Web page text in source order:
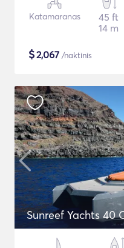
Katamaranas
45 ft
14 m
$2,067 /naktinis
Sunreef Yachts 40